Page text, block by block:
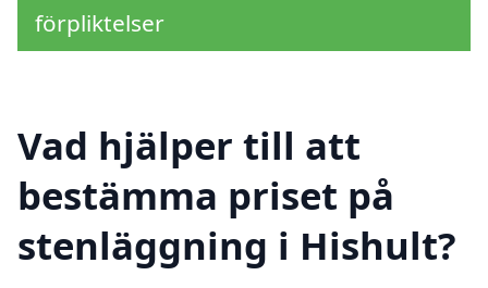
förpliktelser
Vad hjälper till att
bestämma priset på
stenläggning i Hishult?